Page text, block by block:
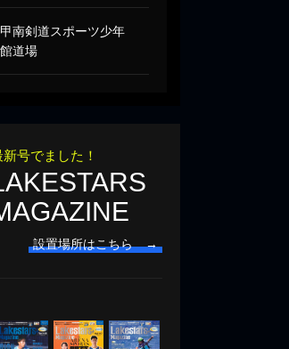
甲南剣道スポーツ少年
道場
新号でました！
設置場所はこちら →